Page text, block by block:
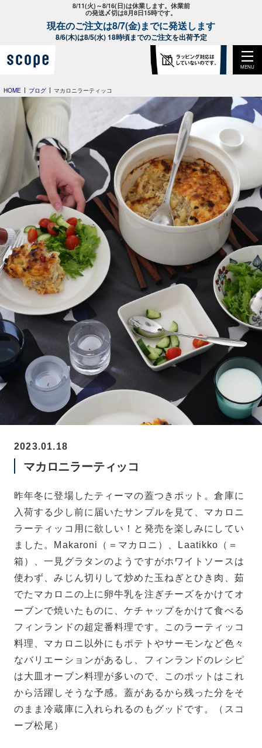
8/11(火)～8/16(日)は休業します。休業前
の発送〆切は8月8日15時です。
現在のご注文は8/7(金)までに発送します
8/6(木)は8/5(水) 18時頃までのご注文を出荷予定
MENU
HOME ブログ マカロニラーティッコ
2023.01.18
マカロニラーティッコ
昨年冬に登場したティーマの蓋つきポット。倉庫に
入荷する少し前に届いたサンプルを見て、マカロニ
ラーティッコ用に欲しい！と発売を楽しみにしてい
ました。Makaroni（＝マカロニ）、Laatikko（＝
箱）、一見グラタンのようですがホワイトソースは
使わず、みじん切りして炒めた玉ねぎとひき肉、茹
でたマカロニの上に卵牛乳を注ぎチーズをかけてオ
ーブンで焼いたものに、ケチャップをかけて食べる
フィンランドの超定番料理です。
このラーティッコ
料理、マカロニ以外にもポテトやサーモンなど色々
なバリエーションがあるし、フィンランドのレシピ
は大皿オーブン料理が多いので、このポットはこれ
から活躍しそうな予感。蓋があるから残った分をそ
のまま冷蔵庫に入れられるのもグッドです。（スコ
ープ松尾）